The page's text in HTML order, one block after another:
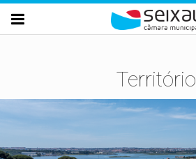
Passar para o conteúdo principal

Território